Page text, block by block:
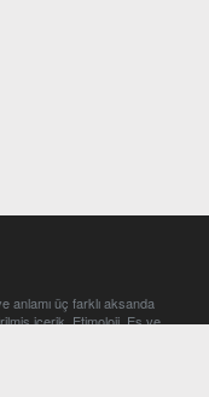
anlamı üç farklı aksanda
içerik. Etimoloji, Eş ve